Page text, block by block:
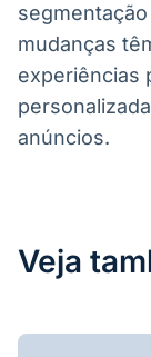
Soluções de
Tecnologia
mudanças
experiências
anúncios.
Veja